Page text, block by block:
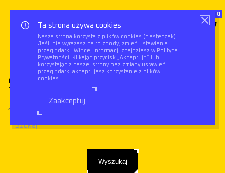
Ta strona używa cookies
Nasza strona korzysta z plików cookies (ciasteczek).
Jeśli nie wyrażasz na to zgody, zmień ustawienia
przeglądarki. Więcej informacji znajdziesz w Polityce
Prywatności. Klikając przycisk „Akceptuję” lub
korzystając z naszej strony bez zmiany ustawień
przeglądarki akceptujesz korzystanie z plików
cookies.
Zaakceptuj
0
Triflow Szukaj( Strona 2 )
Szukaj
Znajdź wpis
Wyszukaj